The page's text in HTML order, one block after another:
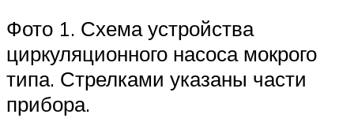
Фото 1. Схема устройства
циркуляционного насоса мокрого
типа. Стрелками указаны части
прибора.